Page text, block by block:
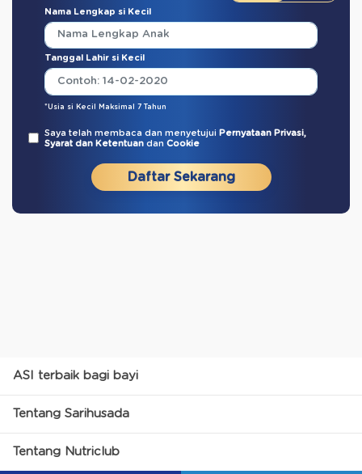
Nama Lengkap si Kecil
Tanggal Lahir si Kecil
*Usia si Kecil Maksimal 7 Tahun
Saya telah membaca dan menyetujui Pernyataan Privasi,
Syarat dan Ketentuan dan Cookie
Daftar Sekarang
ASI terbaik bagi bayi
Tentang Sarihusada
Tentang Nutriclub